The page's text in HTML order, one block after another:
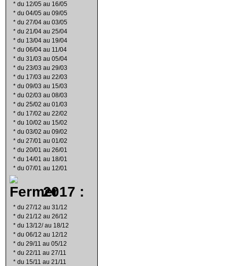
* du 12/05 au 16/05
* du 04/05 au 09/05
* du 27/04 au 03/05
* du 21/04 au 25/04
* du 13/04 au 19/04
* du 06/04 au 11/04
* du 31/03 au 05/04
* du 23/03 au 29/03
* du 17/03 au 22/03
* du 09/03 au 15/03
* du 02/03 au 08/03
* du 25/02 au 01/03
* du 17/02 au 22/02
* du 10/02 au 15/02
* du 03/02 au 09/02
* du 27/01 au 01/02
* du 20/01 au 26/01
* du 14/01 au 18/01
* du 07/01 au 12/01
2017 :
* du 27/12 au 31/12
* du 21/12 au 26/12
* du 13/12/ au 18/12
* du 06/12 au 12/12
* du 29/11 au 05/12
* du 22/11 au 27/11
* du 15/11 au 21/11